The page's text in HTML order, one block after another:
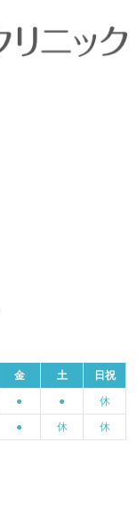
金 土 日祝
● ● 休
● 休
休